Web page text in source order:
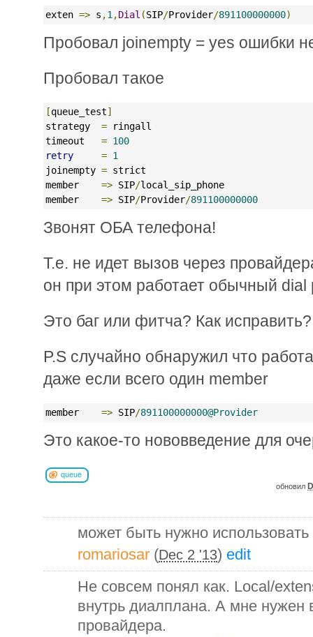
exten => s ,1 ,Dial (SIP/Provider/891100000000)
Пробовал joinempty = yes ошибки
Пробовал такое
[queue_test]
strategy = ringall
timeout = 100
retry
= 1
joinempty = strict
member => SIP/local_sip_phone
member => SIP/Provider/891100000000
Звонят ОБА телефона!
Т.е. не идет вызов через
он при этом работает обычный dial
Это баг или фитча? Как исправить?
P.S случайно обнаружил что
даже если всего один member
member => SIP/891100000000@Provider
Это какое-то нововведение для
queue
обновил
может быть нужно
romariosar (Dec 2 '13) edit
Не совсем понял как. Local/
внутрь диалплана. А мне нужен
провайдера.